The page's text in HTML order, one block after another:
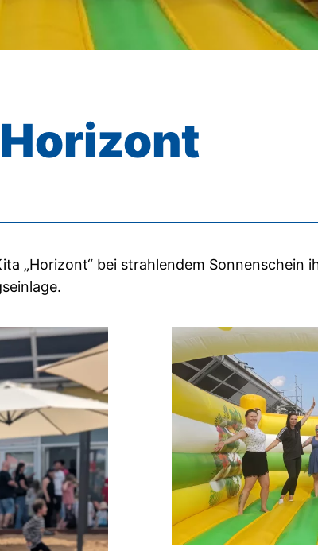
Horizont
„Horizont“ bei strahlendem Sonnenschein